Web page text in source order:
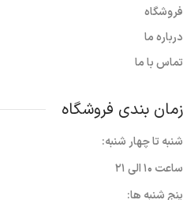
فروشگاه
درباره ما
تماس با ما
زمان بندی فروشگاه
شنبه تا چهار شنبه:
ساعت ۱۰ الی ۲۱
پنج شنبه ها: